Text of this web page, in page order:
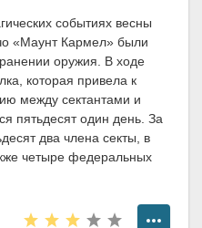
событиях весны
«Маунт Кармел» были
оружия. В ходе
которая привела к
между сектантами и
пятьдесят один день. За
два члена секты, в
четыре федеральных